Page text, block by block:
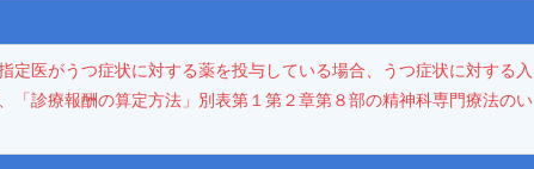
定医がうつ症状に対する薬を投与している場合、うつ症状に対する入
「診療報酬の算定方法」別表第１第２章第８部の精神科専門療法のい